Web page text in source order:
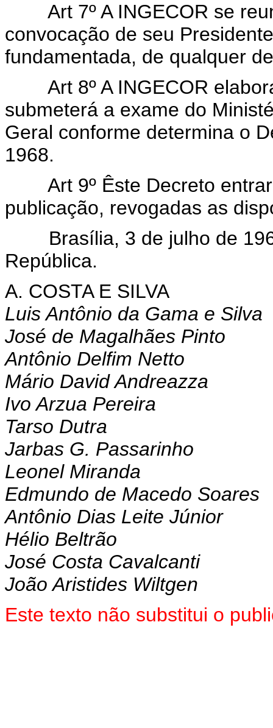
Art 7º A INGECOR se
convocação de seu
fundamentada, de qualquer
Art 8º A INGECOR
submeterá a exame do
Geral conforme determina o
1968.
Art 9º Êste Decreto
publicação, revogadas as
Brasília, 3 de julho de
República.
A. COSTA E SILVA
Luis Antônio da Gama e Silva
José de Magalhães Pinto
Antônio Delfim Netto
Mário David Andreazza
Ivo Arzua Pereira
Tarso Dutra
Jarbas G. Passarinho
Leonel Miranda
Edmundo de Macedo Soares
Antônio Dias Leite Júnior
Hélio Beltrão
José Costa Cavalcanti
João Aristides Wiltgen
Este texto não substitui o